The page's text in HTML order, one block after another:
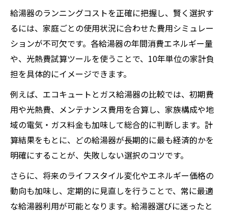
給湯器のランニングコストを正確に把握し、賢く選択す
るには、家庭ごとの使用状況に合わせた費用シミュレー
ションが不可欠です。各給湯器の年間消費エネルギー量
や、光熱費試算ツールを使うことで、10年単位の家計負
担を具体的にイメージできます。
例えば、エコキュートとガス給湯器の比較では、初期費
用や光熱費、メンテナンス費用を合算し、家族構成や地
域の電気・ガス料金も加味して総合的に判断します。計
算結果をもとに、どの給湯器が長期的に最も経済的かを
明確にすることが、失敗しない選択のコツです。
さらに、将来のライフスタイル変化やエネルギー価格の
動向も加味し、定期的に見直しを行うことで、常に最適
な給湯器利用が可能となります。給湯器選びに迷ったと